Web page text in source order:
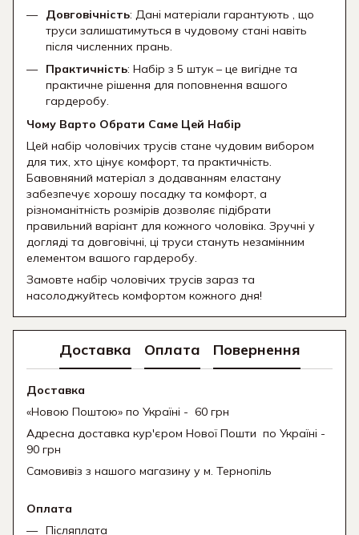
Довговічність: Дані матеріали гарантують , що
труси залишатимуться в чудовому стані навіть
після численних прань.
Практичність: Набір з 5 штук – це вигідне та
практичне рішення для поповнення вашого
гардеробу.
Чому Варто Обрати Саме Цей Набір
Цей набір чоловічих трусів стане чудовим вибором
для тих, хто цінує комфорт, та практичність.
Бавовняний матеріал з додаванням еластану
забезпечує хорошу посадку та комфорт, а
різноманітність розмірів дозволяє підібрати
правильний варіант для кожного чоловіка. Зручні у
догляді та довговічні, ці труси стануть незамінним
елементом вашого гардеробу.
Замовте набір чоловічих трусів зараз та
насолоджуйтесь комфортом кожного дня!
Доставка Оплата Повернення
Доставка
«Новою Поштою» по Україні - 60 грн
Адресна доставка кур'єром Нової Пошти по Україні -
90 грн
Самовивіз з нашого магазину у м. Тернопіль
Оплата
Післяплата